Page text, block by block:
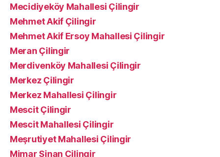
Mecidiyeköy Mahallesi Çilingir
Mehmet Akif Çilingir
Mehmet Akif Ersoy Mahallesi Çilingir
Meran Çilingir
Merdivenköy Mahallesi Çilingir
Merkez Çilingir
Merkez Mahallesi Çilingir
Mescit Çilingir
Mescit Mahallesi Çilingir
Meşrutiyet Mahallesi Çilingir
Mimar Sinan Çilingir